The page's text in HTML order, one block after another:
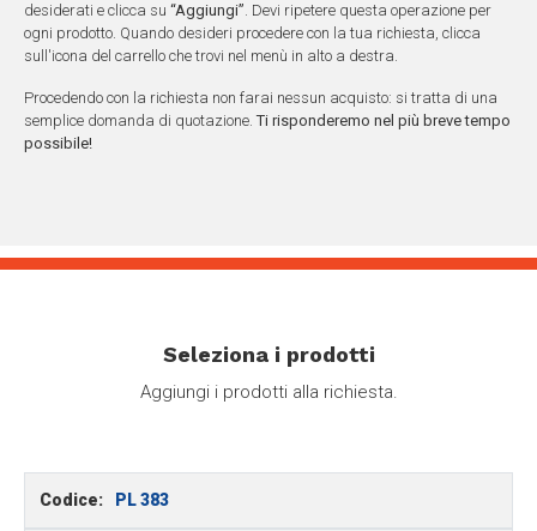
desiderati e clicca su “Aggiungi”. Devi ripetere questa operazione per
ogni prodotto. Quando desideri procedere con la tua richiesta, clicca
sull'icona del carrello che trovi nel menù in alto a destra.
Procedendo con la richiesta non farai nessun acquisto: si tratta di una
semplice domanda di quotazione.Ti risponderemo nel più breve tempo
possibile!
Seleziona i prodotti
Aggiungi i prodotti alla richiesta.
Codice: PL 383